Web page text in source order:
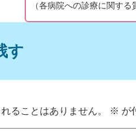
（各病院への診療に関する
す
ることはありません。 ※ が